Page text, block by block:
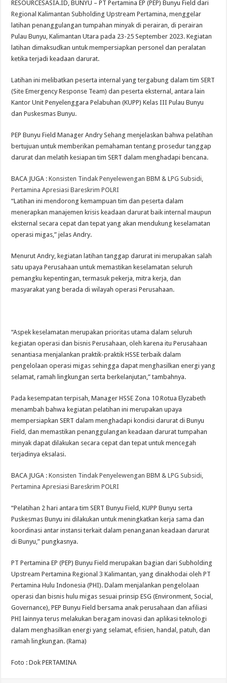
Terminal LPG Tanjung Sekong PET Jadi Terminal LPG Pertama di Dunia
RESOURCESASIA.ID, BUNYU – PT Pertamina EP (PEP) Bunyu Field dari
Regional Kalimantan Subholding Upstream Pertamina, menggelar
latihan penanggulangan tumpahan minyak di perairan, di perairan
Pulau Bunyu, Kalimantan Utara pada 23-25 September 2023. Kegiatan
latihan dimaksudkan untuk mempersiapkan personel dan peralatan
ketika terjadi keadaan darurat.
Latihan ini melibatkan peserta internal yang tergabung dalam tim SERT
(Site Emergency Response Team) dan peserta eksternal, antara lain
Kantor Unit Penyelenggara Pelabuhan (KUPP) Kelas III Pulau Bunyu
dan Puskesmas Bunyu.
PEP Bunyu Field Manager Andry Sehang menjelaskan bahwa pelatihan
bertujuan untuk memberikan pemahaman tentang prosedur tanggap
darurat dan melatih kesiapan tim SERT dalam menghadapi bencana.
BACA JUGA :Konsisten Tindak Penyelewengan BBM & LPG Subsidi,
Pertamina Apresiasi Bareskrim POLRI
“Latihan ini mendorong kemampuan tim dan peserta dalam
menerapkan manajemen krisis keadaan darurat baik internal maupun
eksternal secara cepat dan tepat yang akan mendukung keselamatan
operasi migas,” jelas Andry.
Menurut Andry, kegiatan latihan tanggap darurat ini merupakan salah
satu upaya Perusahaan untuk memastikan keselamatan seluruh
pemangku kepentingan, termasuk pekerja, mitra kerja, dan
masyarakat yang berada di wilayah operasi Perusahaan.
“Aspek keselamatan merupakan prioritas utama dalam seluruh
kegiatan operasi dan bisnis Perusahaan, oleh karena itu Perusahaan
senantiasa menjalankan praktik-praktik HSSE terbaik dalam
pengelolaan operasi migas sehingga dapat menghasilkan energi yang
selamat, ramah lingkungan serta berkelanjutan,” tambahnya.
Pada kesempatan terpisah, Manager HSSE Zona 10 Rotua Elyzabeth
menambah bahwa kegiatan pelatihan ini merupakan upaya
mempersiapkan SERT dalam menghadapi kondisi darurat di Bunyu
Field, dan memastikan penanggulangan keadaan darurat tumpahan
minyak dapat dilakukan secara cepat dan tepat untuk mencegah
terjadinya eksalasi.
BACA JUGA :Konsisten Tindak Penyelewengan BBM & LPG Subsidi,
Pertamina Apresiasi Bareskrim POLRI
“Pelatihan 2 hari antara tim SERT Bunyu Field, KUPP Bunyu serta
Puskesmas Bunyu ini dilakukan untuk meningkatkan kerja sama dan
koordinasi antar instansi terkait dalam penanganan keadaan darurat
di Bunyu,” pungkasnya.
PT Pertamina EP (PEP) Bunyu Field merupakan bagian dari Subholding
Upstream Pertamina Regional 3 Kalimantan, yang dinakhodai oleh PT
Pertamina Hulu Indonesia (PHI). Dalam menjalankan pengelolaan
operasi dan bisnis hulu migas sesuai prinsip ESG (Environment, Social,
Governance), PEP Bunyu Field bersama anak perusahaan dan afiliasi
PHI lainnya terus melakukan beragam inovasi dan aplikasi teknologi
dalam menghasilkan energi yang selamat, efisien, handal, patuh, dan
ramah lingkungan. (Rama)
Foto : Dok PERTAMINA